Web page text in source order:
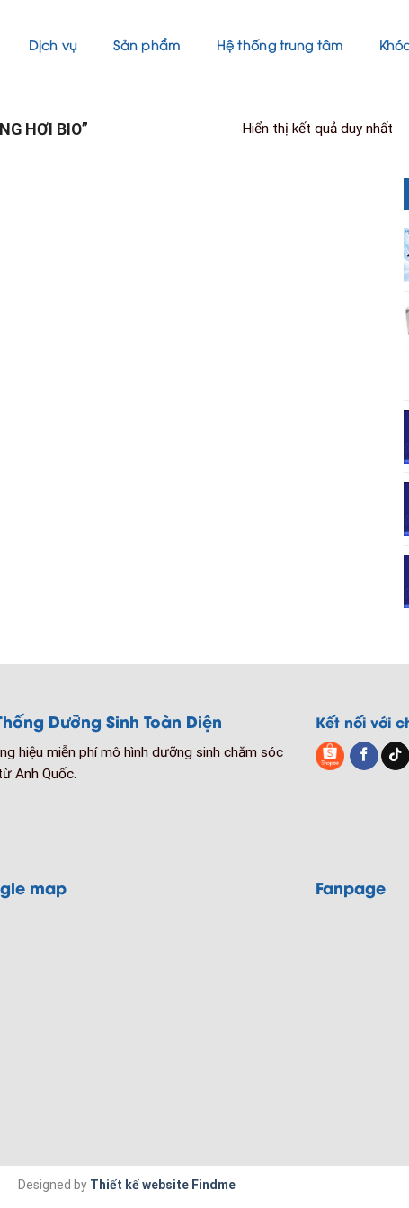
Dịch vụ Sản phẩm Hệ thống trung tâm
HƠI BIO” Hiển thị kết quả duy nhất
Dưỡng Sinh Toàn Diện
hiệu miễn phí mô hình dưỡng sinh chăm sóc
Anh Quốc.
Kết nối với
map Fanpage
Designed by Thiết kế website Findme